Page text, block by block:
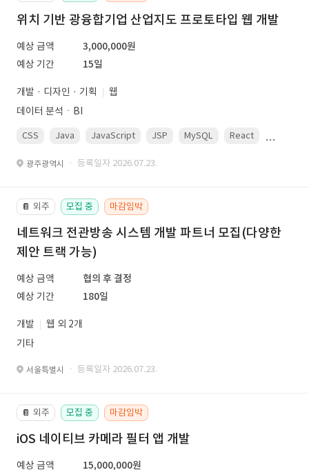
위치 기반 광융합기업 산업지도 프로토타입 웹 개발
예상 금액
3,000,000원
예상 기간
15일
개발 · 디자인 · 기획
웹
데이터 분석ㆍBI
CSS Java JavaScript JSP MySQL React
광주광역시 · 등록일자 2026.07.23.
📔 외주 모집 중 마감임박
네트워크 전관방송 시스템 개발 파트너 모집(다양한
제안 트랙 가능)
예상 금액
협의 후 결정
예상 기간
180일
개발
웹 외 2개
기타
서울특별시 · 등록일자 2026.07.23.
📔 외주 모집 중 마감임박
iOS 네이티브 카메라 필터 앱 개발
예상 금액
15,000,000원